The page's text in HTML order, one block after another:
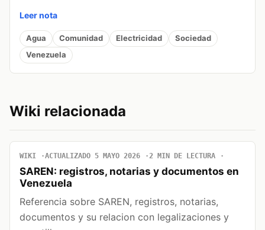
Leer nota
Agua Comunidad Electricidad
Sociedad
Venezuela
Wiki relacionada
WIKI ACTUALIZADO 5 MAYO 2026 2 MIN DE LECTURA
SAREN: registros, notarias y documentos en
Venezuela
Referencia sobre SAREN, registros, notarias,
documentos y su relacion con legalizaciones y